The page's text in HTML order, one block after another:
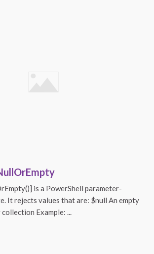
is a PowerShell parameter-
It rejects values that are: $null An empty
Example: ...